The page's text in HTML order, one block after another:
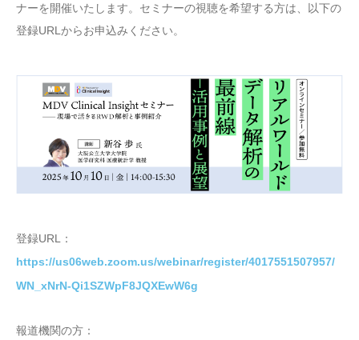
ナーを開催いたします。セミナーの視聴を希望する方は、以下の
登録URLからお申込みください。
登録URL：
https://us06web.zoom.us/webinar/register/4017551507957/
WN_xNrN-Qi1SZWpF8JQXEwW6g
報道機関の方：